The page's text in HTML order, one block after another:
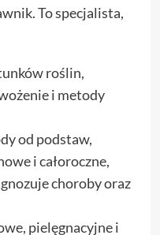
To specjalista,
roślin,
i metody
od podstaw,
i całoroczne,
choroby oraz
pielęgnacyjne i